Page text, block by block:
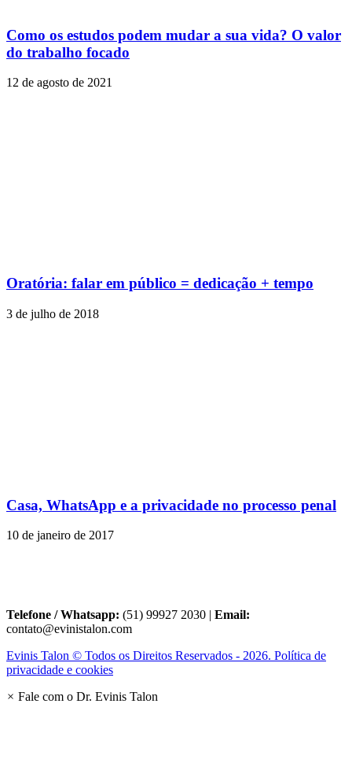
Como os estudos podem mudar a sua vida? O valor
do trabalho focado
12 de agosto de 2021
Oratória: falar em público = dedicação + tempo
3 de julho de 2018
Casa, WhatsApp e a privacidade no processo penal
10 de janeiro de 2017
Telefone / Whatsapp: (51) 99927 2030 | Email:
contato@evinistalon.com
Evinis Talon © Todos os Direitos Reservados - 2026. Política de
privacidade e cookies
× Fale com o Dr. Evinis Talon